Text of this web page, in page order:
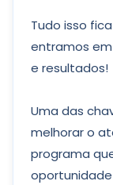
Tudo isso
entramos
e resultados!
Uma das
melhorar o
programa